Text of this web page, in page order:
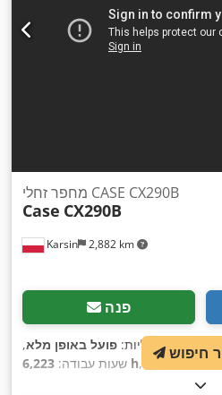
Karsin 2,882 km
מחפר זחלי CASE CX290B
Case CX290B
פנה
, פונקציונליות: פועל באופן מלא,
שעות עבודה: 6,223 h,
חיפוש